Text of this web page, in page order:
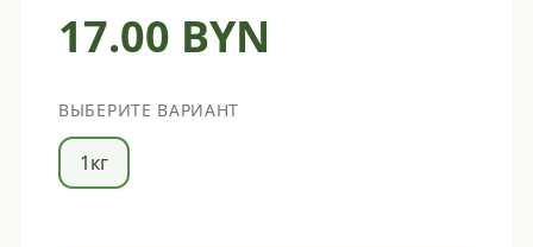
17.00 BYN
ВЫБЕРИТЕ ВАРИАНТ
1кг